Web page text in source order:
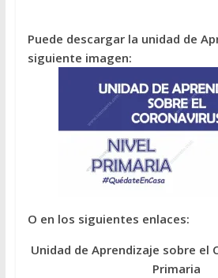
Puede descargar la unidad de
siguiente imagen:
O en los siguientes enlaces:
Unidad de Aprendizaje sobre el
Primaria